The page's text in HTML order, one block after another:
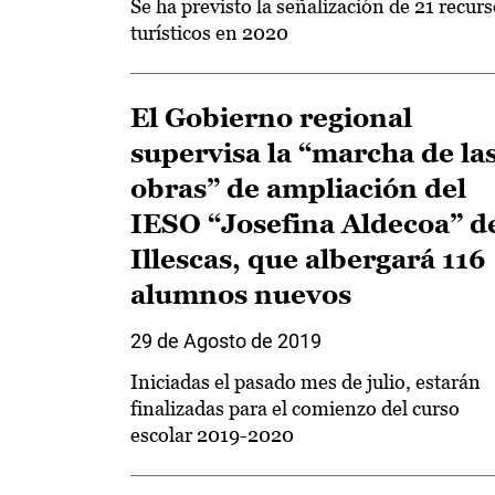
Se ha previsto la señalización de 21
turísticos en 2020
El Gobierno regional
supervisa la “marcha de
obras” de ampliación del
IESO “Josefina Aldecoa”
Illescas, que albergará 116
alumnos nuevos
29 de Agosto de 2019
Iniciadas el pasado mes de julio, estarán
finalizadas para el comienzo del curso
escolar 2019-2020